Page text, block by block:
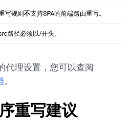
写规则 不支持SPA的前端路由重写。
路径必须以/开头。
代理设置，您可以查阅
。
重写建议